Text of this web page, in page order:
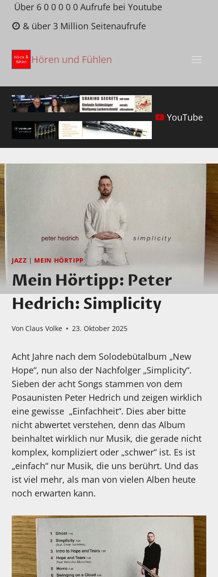
Zum
Inhalt
springen
Über 6 0 0 0 0 0 Aufrufe bei Youtube
& über 3 Million Seitenaufrufe
Hören und Fühlen
YouTube
JAZZ | MEIN HÖRTIPP
Mein Hörtipp: Peter
Hedrich: Simplicity
Von Claus Volke 23. Oktober 2025
Acht Jahre nach dem Solodebütalbum „New
Hope“, nun also der Nachfolger „Simplicity“.
Sieben der acht Songs stammen von dem
Posaunisten Peter Hedrich und zeigen wirklich
eine gewisse „Einfachheit“. Dies aber bitte
nicht abwertet verstehen, denn das Album
beinhaltet wirklich nur Musik, die gerade nicht
komplex, kompliziert oder „schwer“ ist. Es ist
„einfach“ nur Musik, die uns berührt. Und das
ist viel mehr, als man von vielen Alben heute
noch erwarten kann.